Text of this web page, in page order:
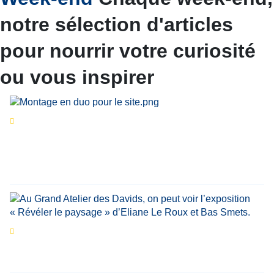
notre sélection d'articles
pour nourrir votre curiosité
ou vous inspirer